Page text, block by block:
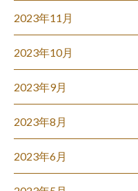
2023年11月
2023年10月
2023年9月
2023年8月
2023年6月